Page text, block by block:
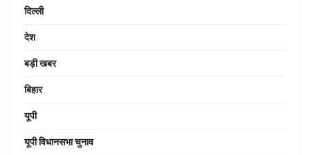
दिल्ली
देश
बड़ी खबर
बिहार
यूपी
यूपी विधानसभा चुनाव